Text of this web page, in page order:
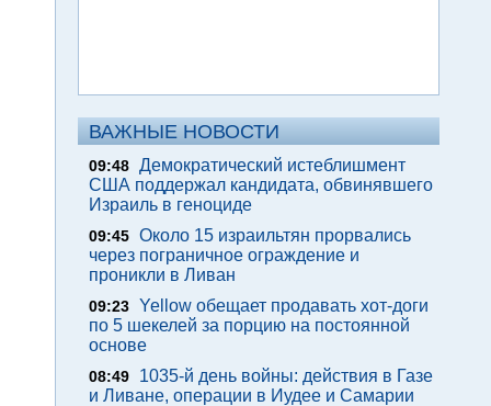
ВАЖНЫЕ НОВОСТИ
09:48 Демократический истеблишмент
США поддержал кандидата, обвинявшего
Израиль в геноциде
09:45 Около 15 израильтян прорвались
через пограничное ограждение и
проникли в Ливан
09:23 Yellow обещает продавать хот-доги
по 5 шекелей за порцию на постоянной
основе
08:49
1035-й день войны: действия в Газе
и Ливане, операции в Иудее и Самарии